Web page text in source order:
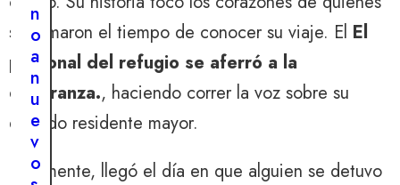
se tomaron el tiempo de conocer su viaje. El El
personal del refugio se aferró a la
esperanza., haciendo correr la voz sobre su
querido residente mayor.
Finalmente, llegó el día en que alguien se detuvo
n
o
a
n
u
e
v
o